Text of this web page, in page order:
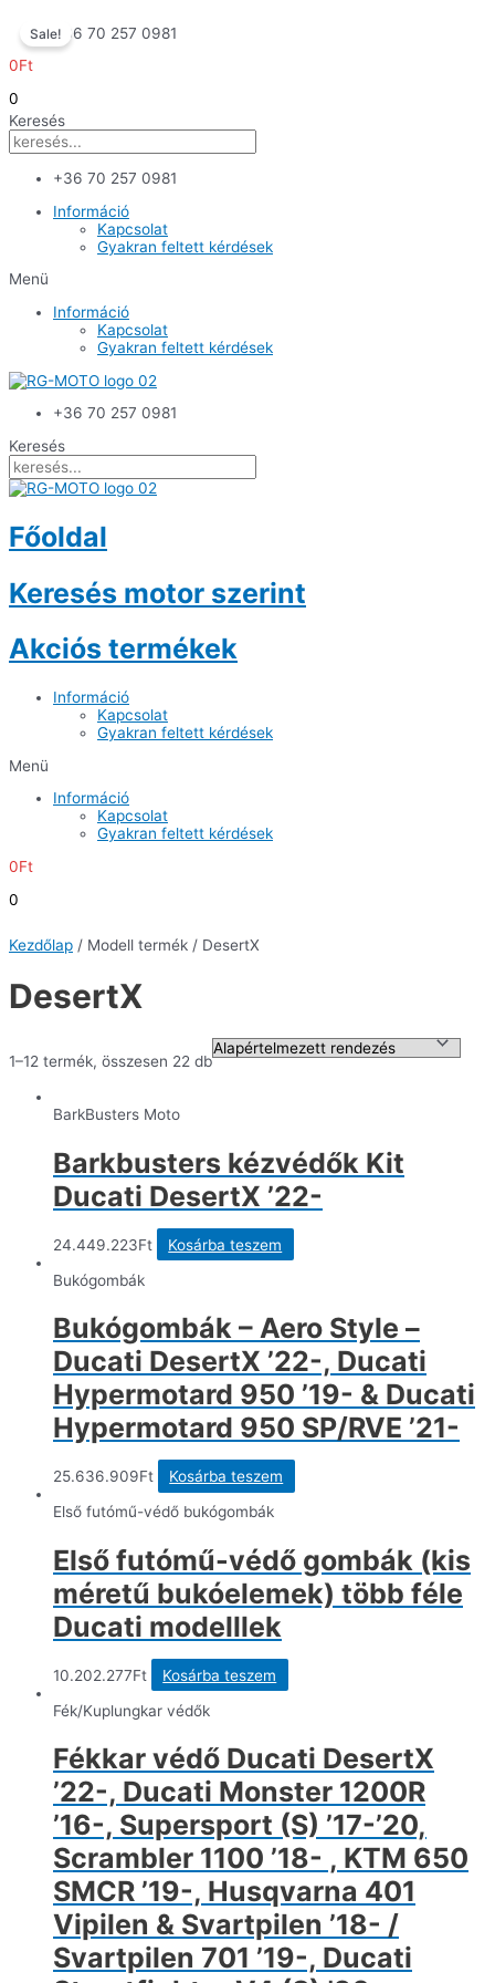
content
+36 70 257 0981
0Ft
0
Keresés
+36 70 257 0981
Információ
Kapcsolat
Gyakran feltett kérdések
Menü
Információ
Kapcsolat
Gyakran feltett kérdések
+36 70 257 0981
Keresés
Főoldal
Keresés motor szerint
Akciós termékek
Információ
Kapcsolat
Gyakran feltett kérdések
Menü
Információ
Kapcsolat
Gyakran feltett kérdések
0Ft
0
Kezdőlap / Modell termék / DesertX
DesertX
1–12 termék, összesen 22 db
BarkBusters Moto
Barkbusters kézvédők Kit
Ducati DesertX ’22-
24.449.223Ft
Kosárba teszem
Bukógombák
Bukógombák – Aero Style –
Ducati DesertX ’22-, Ducati
Hypermotard 950 ’19- & Ducati
Hypermotard 950 SP/RVE ’21-
25.636.909Ft
Kosárba teszem
Első futómű-védő bukógombák
Első futómű-védő gombák (kis
méretű bukóelemek) több féle
Ducati modelllek
10.202.277Ft Kosárba teszem
Sale!
Fék/Kuplungkar védők
Fékkar védő Ducati DesertX
’22-, Ducati Monster 1200R
’16-, Supersport (S) ’17-’20,
Scrambler 1100 ’18- , KTM 650
SMCR ’19-, Husqvarna 401
Vipilen & Svartpilen ’18- /
Svartpilen 701 ’19-, Ducati